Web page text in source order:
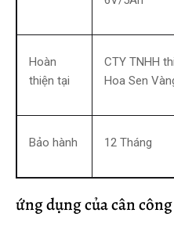
Hoàn
thiện tại
CTY TNHH
Hoa Sen
Bảo hành 12 Tháng
ứng dụng của cân